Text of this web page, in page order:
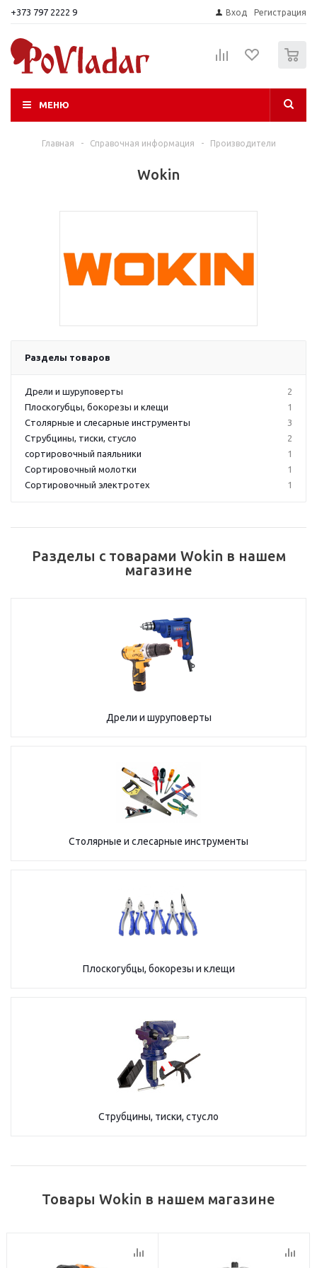
+373 797 2222 9 Вход Регистрация
МЕНЮ
Главная - Справочная информация - Производители
Wokin
Разделы товаров
Дрели и шуруповерты
2
Плоскогубцы, бокорезы и клещи
1
Столярные и слесарные инструменты
3
Струбцины, тиски, стусло
2
сортировочный паяльники
1
Сортировочный молотки
1
Сортировочный электротех
1
Разделы с товарами Wokin в нашем
магазине
Дрели и шуруповерты
Столярные и слесарные инструменты
Плоскогубцы, бокорезы и клещи
Струбцины, тиски, стусло
Товары Wokin в нашем магазине